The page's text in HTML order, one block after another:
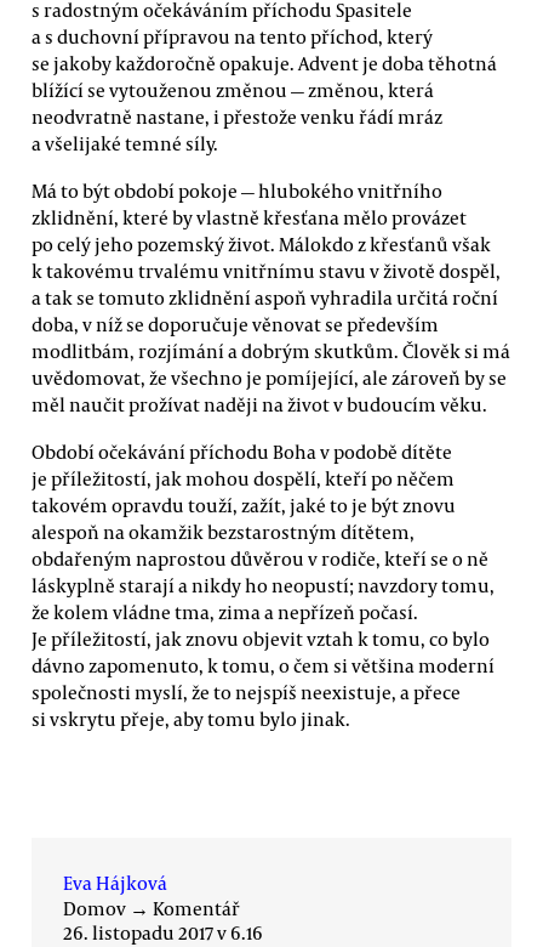
s radostným očekáváním příchodu Spasitele
a s duchovní přípravou na tento příchod, který
se jakoby každoročně opakuje. Advent je doba těhotná
blížící se vytouženou změnou — změnou, která
neodvratně nastane, i přestože venku řádí mráz
a všelijaké temné síly.
Má to být období pokoje — hlubokého vnitřního
zklidnění, které by vlastně křesťana mělo provázet
po celý jeho pozemský život. Málokdo z křesťanů však
k takovému trvalému vnitřnímu stavu v životě dospěl,
a tak se tomuto zklidnění aspoň vyhradila určitá roční
doba, v níž se doporučuje věnovat se především
modlitbám, rozjímání a dobrým skutkům. Člověk si má
uvědomovat, že všechno je pomíjející, ale zároveň by se
měl naučit prožívat naději na život v budoucím věku.
Období očekávání příchodu Boha v podobě dítěte
je příležitostí, jak mohou dospělí, kteří po něčem
takovém opravdu touží, zažít, jaké to je být znovu
alespoň na okamžik bezstarostným dítětem,
obdařeným naprostou důvěrou v rodiče, kteří se o ně
láskyplně starají a nikdy ho neopustí; navzdory tomu,
že kolem vládne tma, zima a nepřízeň počasí.
Je příležitostí, jak znovu objevit vztah k tomu, co bylo
dávno zapomenuto, k tomu, o čem si většina moderní
společnosti myslí, že to nejspíš neexistuje, a přece
si vskrytu přeje, aby tomu bylo jinak.
Eva Hájková
Domov → Komentář
26. listopadu 2017 v 6.16